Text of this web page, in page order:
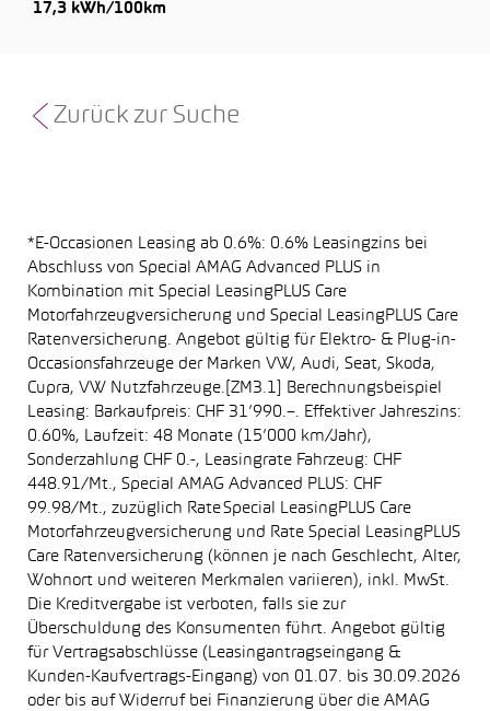
17,3 kWh/100km
Zurück zur Suche
*E-Occasionen Leasing ab 0.6%: 0.6% Leasingzins bei
Abschluss von Special AMAG Advanced PLUS in
Kombination mit Special LeasingPLUS Care
Motorfahrzeugversicherung und Special LeasingPLUS Care
Ratenversicherung. Angebot gültig für Elektro- & Plug-in-
Occasionsfahrzeuge der Marken VW, Audi, Seat, Skoda,
Cupra, VW Nutzfahrzeuge.[ZM3.1] Berechnungsbeispiel
Leasing: Barkaufpreis: CHF 31’990.–. Effektiver Jahreszins:
0.60%, Laufzeit: 48 Monate (15’000 km/Jahr),
Sonderzahlung CHF 0.-, Leasingrate Fahrzeug: CHF
448.91/Mt., Special AMAG Advanced PLUS: CHF
99.98/Mt., zuzüglich Rate Special LeasingPLUS Care
Motorfahrzeugversicherung und Rate Special LeasingPLUS
Care Ratenversicherung (können je nach Geschlecht, Alter,
Wohnort und weiteren Merkmalen variieren), inkl. MwSt.
Die Kreditvergabe ist verboten, falls sie zur
Überschuldung des Konsumenten führt. Angebot gültig
für Vertragsabschlüsse (Leasingantragseingang &
Kunden-Kaufvertrags-Eingang) von 01.07. bis 30.09.2026
oder bis auf Widerruf bei Finanzierung über die AMAG